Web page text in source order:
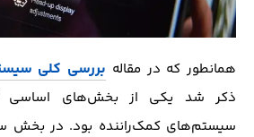
همانطور که در مقاله بررسی کلی
ذکر شد یکی از بخش‌های اساسی
سیستم‌های کمک‌راننده بود. در بخش